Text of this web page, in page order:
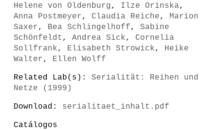
Helene von Oldenburg, Ilze Orinska,
Anna Postmeyer, Claudia Reiche, Marion
Saxer, Bea Schlingelhoff, Sabine
Schönfeldt , Andrea Sick, Cornelia
Sollfrank, Elisabeth Strowick, Heike
Walter, Ellen Wolff
Related Lab(s): Serialität: Reihen und
Netze (1999)
Download: serialitaet_inhalt.pdf
Catálogos